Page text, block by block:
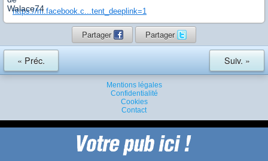
https://m.facebook.c...tent_deeplink=1
Partager Partager
« Préc. Suiv. »
Mentions légales
Confidentialité
Cookies
Contact